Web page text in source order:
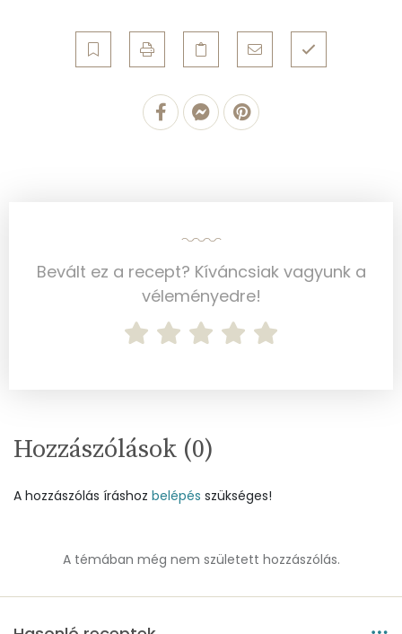
Többszörösen telítetlen zsírsav
Szelén
1 mg
Foszfor
Nátrium
Mangán
0 mg
Szénhidrát
Bevált ez a recept? Kíváncsiak vagyunk a
véleményedre!
Hozzászólások (0)
A hozzászólás íráshoz belépés szükséges!
A témában még nem született hozzászólás.